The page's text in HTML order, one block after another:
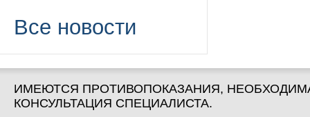
Все новости
ИМЕЮТСЯ ПРОТИВОПОКАЗАНИЯ,
КОНСУЛЬТАЦИЯ СПЕЦИАЛИСТА.